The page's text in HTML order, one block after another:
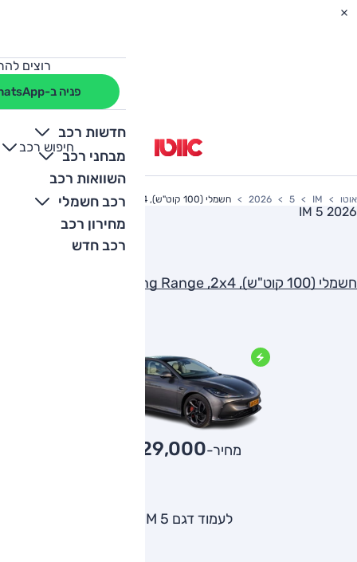
רוצים
פניה ב-WhatsApp
חדשות רכב
מבחני רכב
השוואות רכב
רכב חשמלי
מחירון רכב
רכב חדש
חיפוש רכב
+
-
אוטו IM
5
2026 חשמלי (100 קוט"ש), Long Range ,2x4
IM 5 2026
חשמלי (100 קוט"ש), Long Range ,2x4
מחיר-₪229,000
לעמוד דגם IM 5